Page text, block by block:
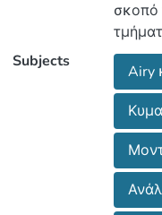
σκοπό
του
Subjects
Airy